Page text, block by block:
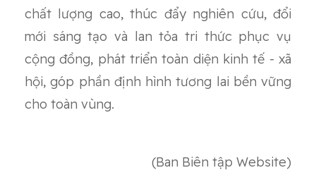
chất lượng cao, thúc đẩy nghiên cứu, đổi
mới sáng tạo và lan tỏa tri thức phục vụ
cộng đồng, phát triển toàn diện kinh tế - xã
hội, góp phần định hình tương lai bền vững
cho toàn vùng.
(Ban Biên tập Website)